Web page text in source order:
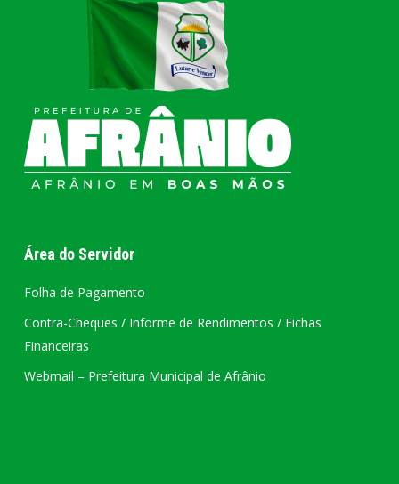
Área do Servidor
Folha de Pagamento
Contra-Cheques / Informe de Rendimentos / Fichas
Financeiras
Webmail – Prefeitura Municipal de Afrânio